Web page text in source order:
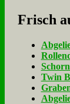
Frisch
Twin